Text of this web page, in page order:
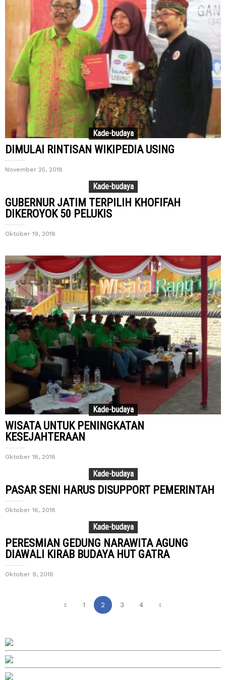
Kade-budaya
DIMULAI RINTISAN WIKIPEDIA USING
November 25, 2018
Kade-budaya
GUBERNUR JATIM TERPILIH KHOFIFAH
DIKEROYOK 50 PELUKIS
Oktober 19, 2018
Kade-budaya
WISATA UNTUK PENINGKATAN
KESEJAHTERAAN
Oktober 18, 2018
Kade-budaya
PASAR SENI HARUS DISUPPORT PEMERINTAH
Oktober 16, 2018
Kade-budaya
PERESMIAN GEDUNG NARAWITA AGUNG
DIAWALI KIRAB BUDAYA HUT GATRA
Oktober 9, 2018
1 2 3 4